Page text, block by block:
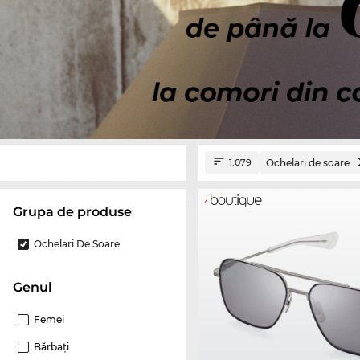
Grupa de produse
Ochelari De Soare
Genul
Femei
Bărbaţi
1.079 Ochelari de soare